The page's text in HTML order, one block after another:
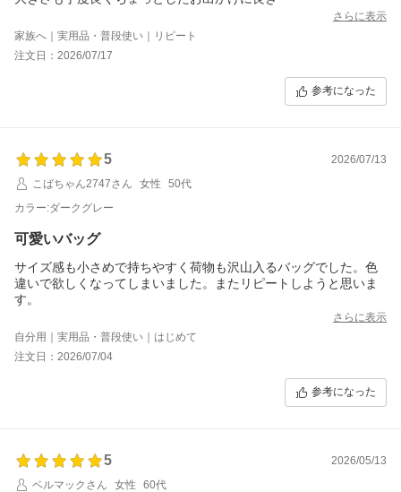
さらに表示
家族へ｜実用品・普段使い｜リピート
注文日：2026/07/17
参考になった
5
2026/07/13
こばちゃん2747さん
女性
50代
カラー:ダークグレー
可愛いバッグ
サイズ感も小さめで持ちやすく荷物も沢山入るバッグでした。色
違いで欲しくなってしまいました。またリピートしようと思いま
す。
さらに表示
自分用｜実用品・普段使い｜はじめて
注文日：2026/07/04
参考になった
5
2026/05/13
ベルマックさん
女性
60代